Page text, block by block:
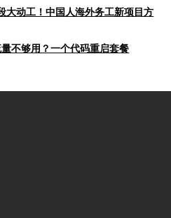
大动工！中国人海外务工新项目方
不够用？一个代码重启套餐